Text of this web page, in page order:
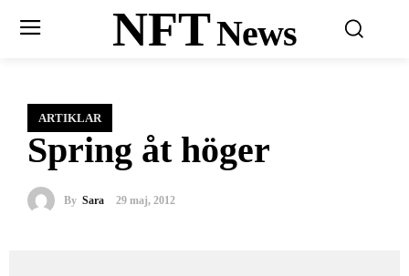
NFTNews
ARTIKLAR
Spring åt höger
By Sara 29 maj, 2012